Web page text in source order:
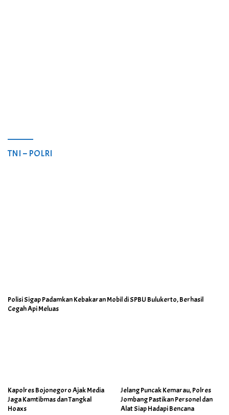
TNI – POLRI
Polisi Sigap Padamkan Kebakaran Mobil di SPBU Bulukerto, Berhasil
Cegah Api Meluas
Kapolres Bojonegoro Ajak Media
Jaga Kamtibmas dan Tangkal
Hoaxs
Jelang Puncak Kemarau, Polres
Jombang Pastikan Personel dan
Alat Siap Hadapi Bencana